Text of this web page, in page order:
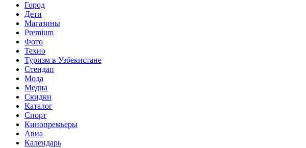
Город
Дети
Магазины
Premium
Фото
Техно
Туризм в Узбекистане
Стендап
Мода
Медиа
Скидки
Каталог
Спорт
Кинопремьеры
Авиа
Календарь